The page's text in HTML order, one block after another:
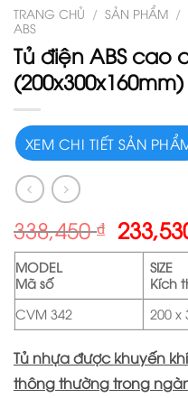
TRANG CHỦ / SẢN PHẨM /
ABS
Tủ điện ABS cao
(200x300x160mm)
XEM CHI TIẾT SẢN
338,450₫
MODEL
Mã số
SIZE
Kích
CVM 342
200 x
Tủ nhựa được khuyến
thông thường trong